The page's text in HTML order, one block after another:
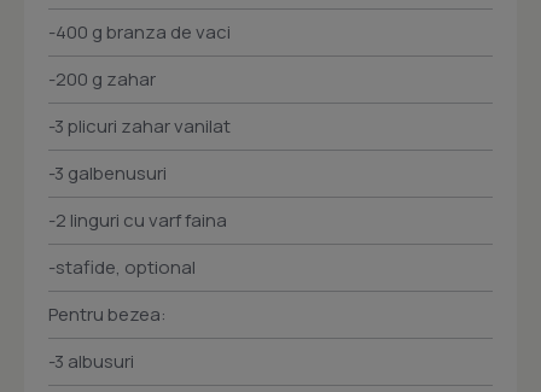
-400 g branza de vaci
-200 g zahar
-3 plicuri zahar vanilat
-3 galbenusuri
-2 linguri cu varf faina
-stafide, optional
Pentru bezea:
-3 albusuri